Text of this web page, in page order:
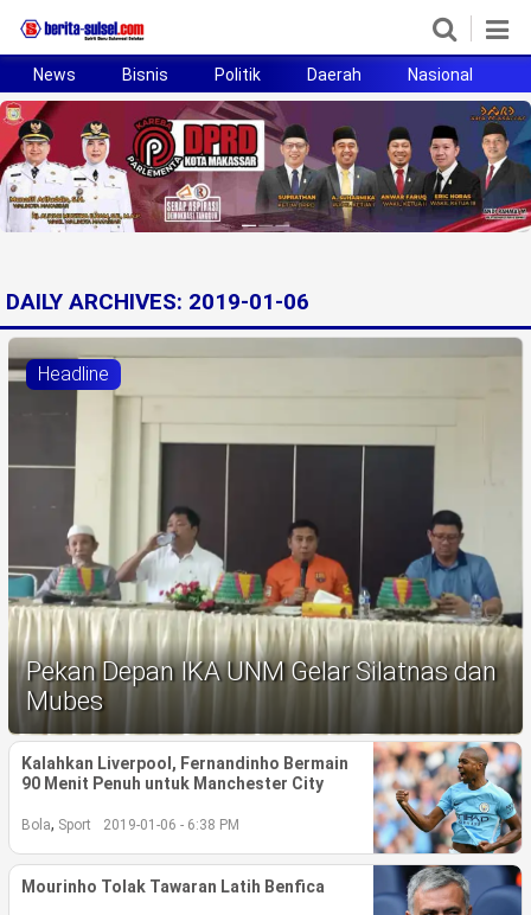
Home
News
Politik
Bisnis
Otomotif
Hukum
Sport
Life Style
Profil
Opini
Video
More
News Bisnis Politik Daerah Nasional
DAILY ARCHIVES: 2019-01-06
Headline
Pekan Depan IKA UNM Gelar Silatnas dan
Mubes
Kalahkan Liverpool, Fernandinho Bermain
90 Menit Penuh untuk Manchester City
Bola, Sport 2019-01-06 - 6:38 PM
Mourinho Tolak Tawaran Latih Benfica